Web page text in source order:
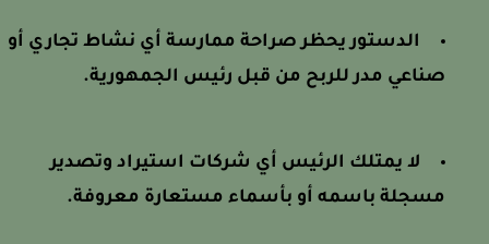
الدستور يحظر صراحة ممارسة أي نشاط تجاري أو
صناعي مدر للربح من قبل رئيس الجمهورية.
لا يمتلك الرئيس أي شركات استيراد وتصدير
مسجلة باسمه أو بأسماء مستعارة معروفة.